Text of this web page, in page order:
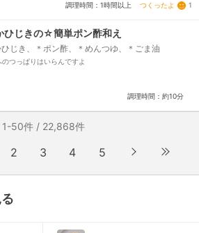
調理時間：1時間以上 つくったよ 1
ひじきの☆簡単ポン酢和え
ひじき、＊ポン酢、＊めんつゆ、＊ごま油
のつっぱりはいらんですよ
調理時間：約10分
1-50件 / 22,868件
2 3 4 5